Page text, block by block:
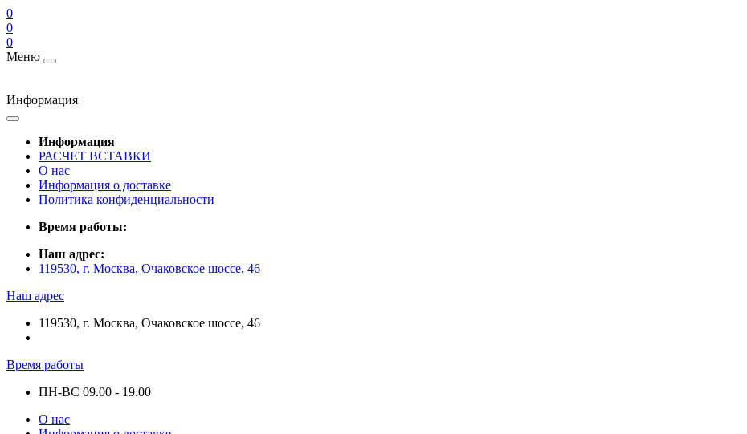
0
0
0
Меню
Информация
Информация
РАСЧЕТ ВСТАВКИ
О нас
Информация о доставке
Политика конфиденциальности
Время работы:
Наш адрес:
119530, г. Москва, Очаковское шоссе, 46
Наш адрес
119530, г. Москва, Очаковское шоссе, 46
Время работы
ПН-ВС 09.00 - 19.00
О нас